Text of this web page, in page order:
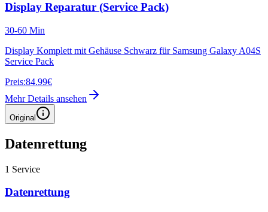
Display Reparatur (Service Pack)
30-60 Min
Display Komplett mit Gehäuse Schwarz für Samsung Galaxy A04S
Service Pack
Preis:84.99€
Mehr Details ansehen
Original
Datenrettung
1 Service
Datenrettung